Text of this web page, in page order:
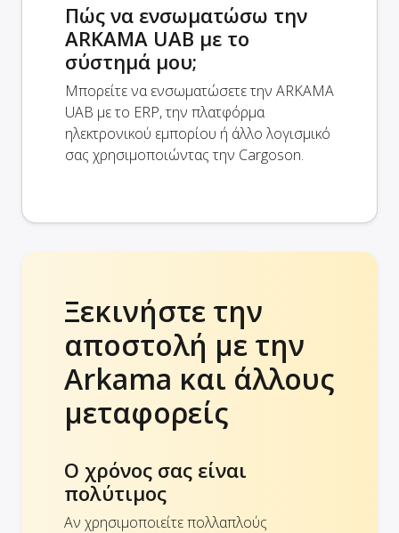
Πώς να ενσωματώσω την
ARKAMA UAB με το
σύστημά μου;
Μπορείτε να ενσωματώσετε την ARKAMA
UAB με το ERP, την πλατφόρμα
ηλεκτρονικού εμπορίου ή άλλο λογισμικό
σας χρησιμοποιώντας την Cargoson.
Ξεκινήστε την
αποστολή με την
Arkama και άλλους
μεταφορείς
Ο χρόνος σας είναι
πολύτιμος
Αν χρησιμοποιείτε πολλαπλούς